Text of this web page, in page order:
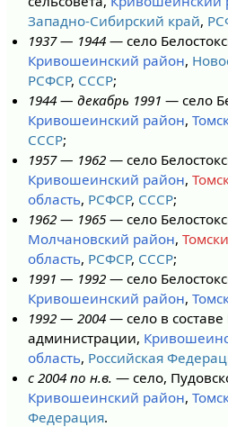
Западно-Сибирский край,
1937 — 1944 — село
Кривошеинский район,
РСФСР, СССР;
1944 — декабрь 1991 — село
Кривошеинский район,
СССР;
1957 — 1962 — село
Кривошеинский район,
область, РСФСР, СССР;
1962 — 1965 — село
Молчановский район,
область, РСФСР, СССР;
1991 — 1992 — село
Кривошеинский район,
1992 — 2004 — село в составе
администрации,
область, Российская
с 2004 по н.в. — село,
Кривошеинский район,
Федерация.